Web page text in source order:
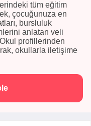
tüm eğitim
çocuğunuza en
bursluluk
anlatan veli
profillerinden
okullarla iletişime